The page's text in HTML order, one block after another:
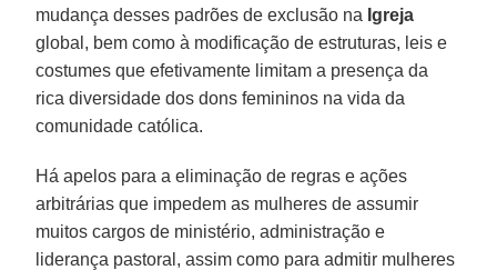
mudança desses padrões de exclusão na Igreja
global, bem como à modificação de estruturas, leis e
costumes que efetivamente limitam a presença da
rica diversidade dos dons femininos na vida da
comunidade católica.
Há apelos para a eliminação de regras e ações
arbitrárias que impedem as mulheres de assumir
muitos cargos de ministério, administração e
liderança pastoral, assim como para admitir mulheres